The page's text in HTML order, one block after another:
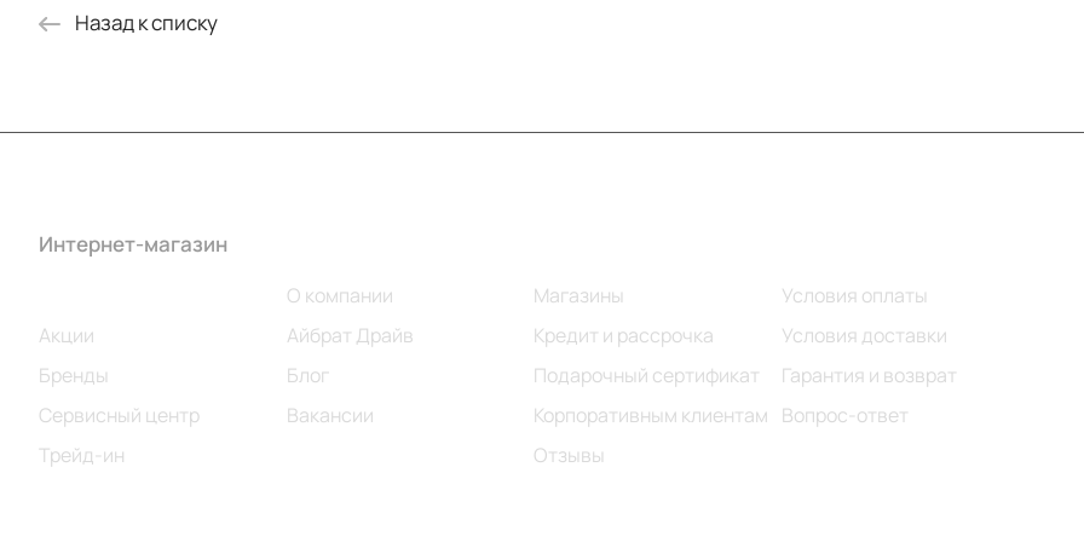
Назад к списку
Интернет-магазин
Акции
Бренды
Сервисный центр
Трейд-ин
О компании
Айбрат Драйв
Блог
Вакансии
Магазины
Кредит и рассрочка
Подарочный сертификат
Корпоративным клиентам
Отзывы
Условия оплаты
Условия доставки
Гарантия и возврат
Вопрос-ответ